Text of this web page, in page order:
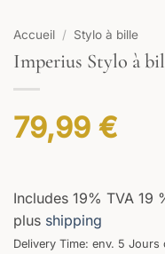
Accueil / Stylo à bille
Imperius Stylo à
79,99 €
Includes 19% TVA 19
plus shipping
Delivery Time: env. 5 Jours